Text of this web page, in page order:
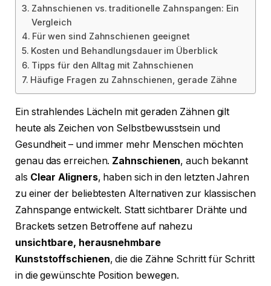
Zahnschienen vs. traditionelle Zahnspangen: Ein
Vergleich
Für wen sind Zahnschienen geeignet
Kosten und Behandlungsdauer im Überblick
Tipps für den Alltag mit Zahnschienen
Häufige Fragen zu Zahnschienen, gerade Zähne
Ein strahlendes Lächeln mit geraden Zähnen gilt
heute als Zeichen von Selbstbewusstsein und
Gesundheit – und immer mehr Menschen möchten
genau das erreichen. Zahnschienen, auch bekannt
als Clear Aligners, haben sich in den letzten Jahren
zu einer der beliebtesten Alternativen zur klassischen
Zahnspange entwickelt. Statt sichtbarer Drähte und
Brackets setzen Betroffene auf nahezu
unsichtbare, herausnehmbare
Kunststoffschienen, die die Zähne Schritt für Schritt
in die gewünschte Position bewegen.